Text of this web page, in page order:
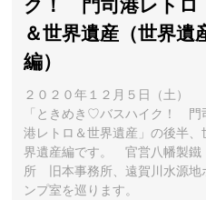
＆世界遺産（世界遺
編）
２０２０年１２月５日（土）
「ときめき♡バスハイク！ 門
港レトロ＆世界遺産」の後半、
界遺産編です。 官営八幡製鐵
所 旧本事務所、遠賀川水源地
ンプ室を巡ります。